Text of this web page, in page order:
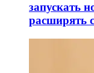
запускать
расширять